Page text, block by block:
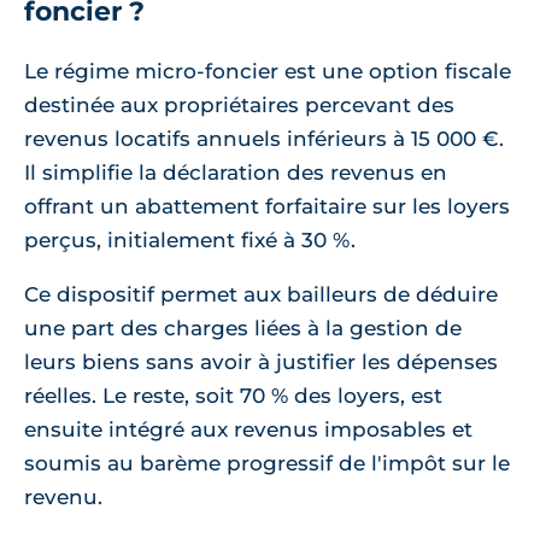
foncier ?
Le régime micro-foncier est une option fiscale
destinée aux propriétaires percevant des
revenus locatifs annuels inférieurs à 15 000 €.
Il simplifie la déclaration des revenus en
offrant un abattement forfaitaire sur les loyers
perçus, initialement fixé à 30 %.
Ce dispositif permet aux bailleurs de déduire
une part des charges liées à la gestion de
leurs biens sans avoir à justifier les dépenses
réelles. Le reste, soit 70 % des loyers, est
ensuite intégré aux revenus imposables et
soumis au barème progressif de l'impôt sur le
revenu.